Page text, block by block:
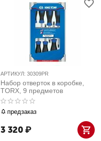
АРТИКУЛ: 30309PR
Набор отверток в коробке,
TORX, 9 предметов
предзаказ
3 320₽